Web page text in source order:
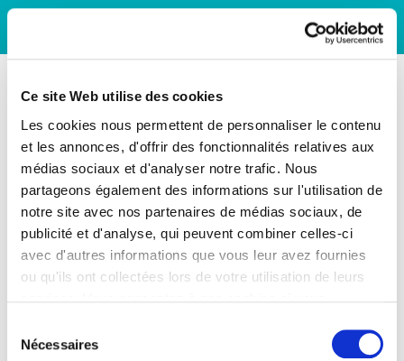
Ce site Web utilise des cookies
Les cookies nous permettent de personnaliser le contenu
et les annonces, d'offrir des fonctionnalités relatives aux
médias sociaux et d'analyser notre trafic. Nous
partageons également des informations sur l'utilisation de
notre site avec nos partenaires de médias sociaux, de
publicité et d'analyse, qui peuvent combiner celles-ci
avec d'autres informations que vous leur avez fournies
ou qu'ils ont collectées lors de votre utilisation de leurs
Nécessaires